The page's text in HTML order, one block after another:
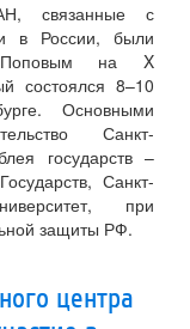
связанные с
в России, были
Поповым на X
состоялся 8–10
Основными
Санкт-
государств –
Санкт-
при
защиты РФ.
центра